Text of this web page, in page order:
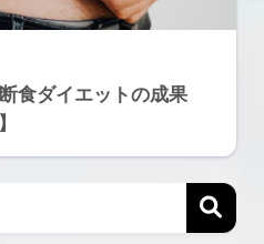
食ダイエットの成果